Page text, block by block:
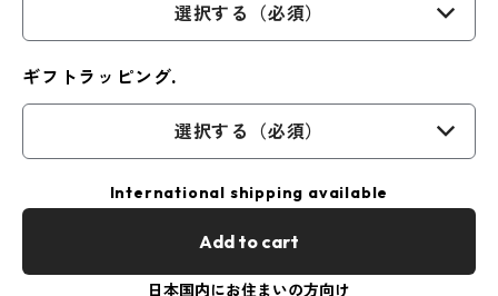
選択する（必須）
ギフトラッピング.
選択する（必須）
International shipping available
Add to cart
日本国内にお住まいの方向け